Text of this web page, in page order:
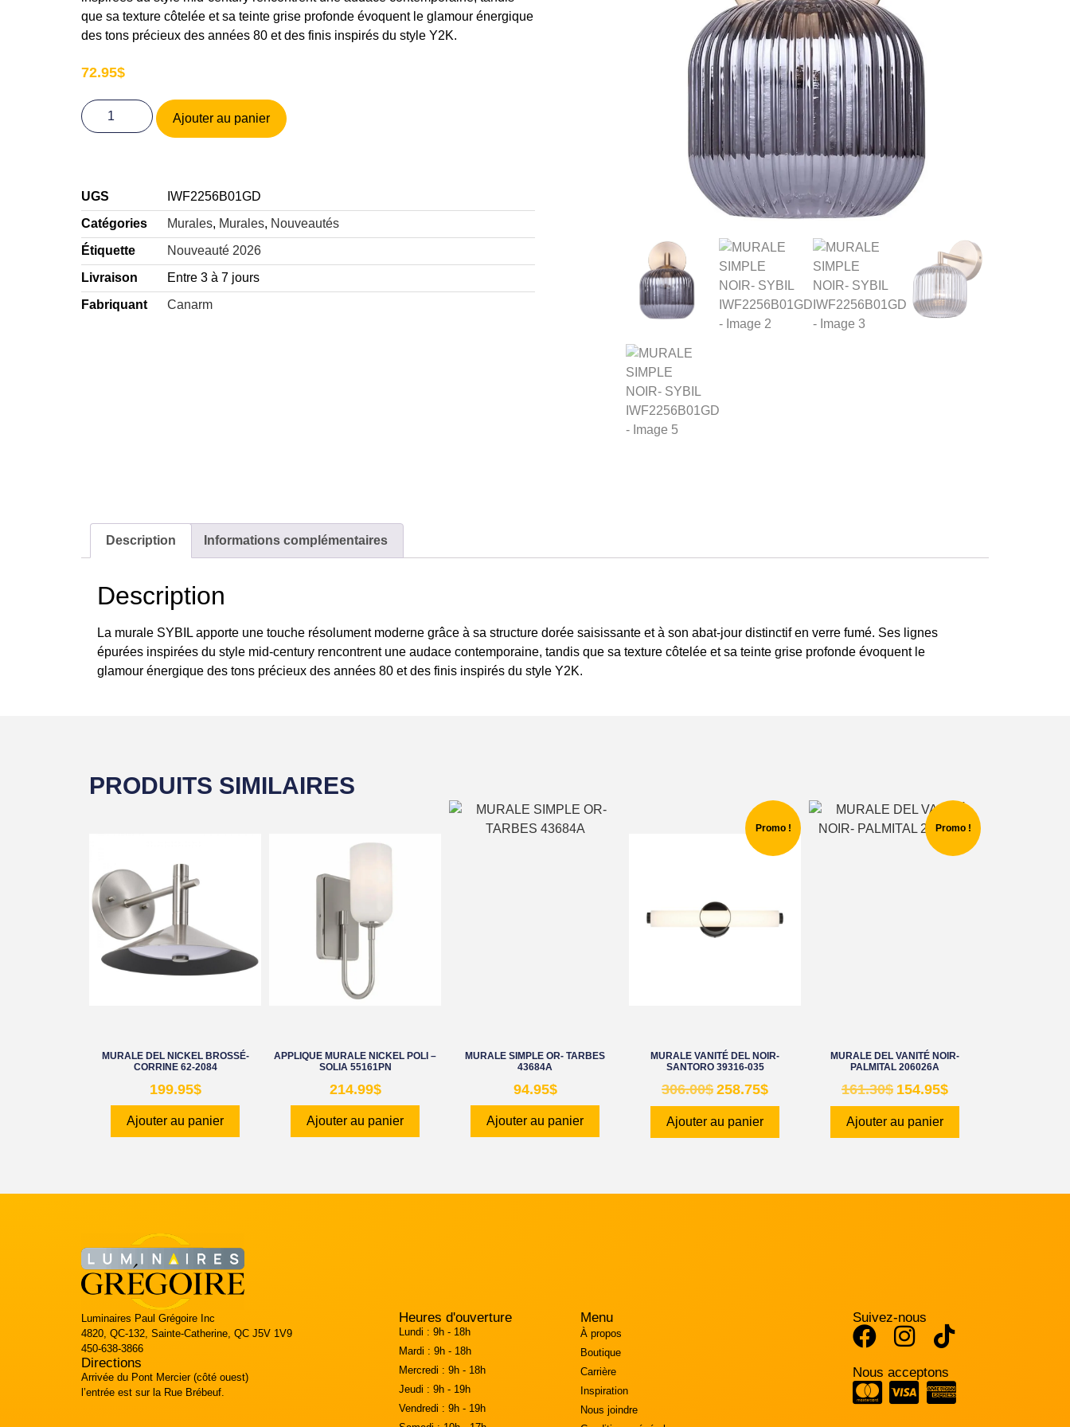
que sa texture côtelée et sa teinte grise profonde évoquent le glamour énergique
des tons précieux des années 80 et des finis inspirés du style Y2K.
72.95$
Ajouter au panier
UGS
IWF2256B01GD
Catégories
Murales, Murales, Nouveautés
Étiquette
Nouveauté 2026
Livraison
Entre 3 à 7 jours
Fabriquant
Canarm
Description Informations complémentaires
Description
La murale SYBIL apporte une touche résolument moderne grâce à sa structure dorée saisissante et à son abat-jour distinctif en verre fumé. Ses lignes
épurées inspirées du style mid-century rencontrent une audace contemporaine, tandis que sa texture côtelée et sa teinte grise profonde évoquent le
glamour énergique des tons précieux des années 80 et des finis inspirés du style Y2K.
PRODUITS SIMILAIRES
MURALE DEL NICKEL BROSSÉ-
CORRINE 62-2084
199.95$
Ajouter au panier
APPLIQUE MURALE NICKEL POLI –
SOLIA 55161PN
214.99$
Ajouter au panier
MURALE SIMPLE OR- TARBES
43684A
94.95$
Ajouter au panier
Promo !
MURALE VANITÉ DEL NOIR-
SANTORO 39316-035
306.00$ 258.75$
Ajouter au panier
Promo !
MURALE DEL VANITÉ NOIR-
PALMITAL 206026A
161.30$ 154.95$
Ajouter au panier
Luminaires Paul Grégoire Inc
4820, QC-132, Sainte-Catherine, QC J5V 1V9
450-638-3866
Directions
Arrivée du Pont Mercier (côté ouest)
l’entrée est sur la Rue Brébeuf.
Heures d'ouverture
Lundi : 9h - 18h
Mardi : 9h - 18h
Mercredi : 9h - 18h
Jeudi : 9h - 19h
Vendredi : 9h - 19h
Menu
À propos
Boutique
Carrière
Inspiration
Nous joindre
Suivez-nous
Nous acceptons